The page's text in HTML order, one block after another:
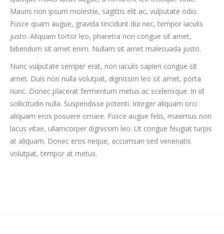
Mauris non ipsum molestie, sagittis elit ac, vulputate odio.
Fusce quam augue, gravida tincidunt dui nec, tempor iaculis
justo. Aliquam tortor leo, pharetra non congue sit amet,
bibendum sit amet enim. Nullam sit amet malesuada justo.
Nunc vulputate semper erat, non iaculis sapien congue sit
amet. Duis non nulla volutpat, dignissim leo sit amet, porta
nunc. Donec placerat fermentum metus ac scelerisque. In id
sollicitudin nulla. Suspendisse potenti. Integer aliquam orci
aliquam eros posuere ornare. Fusce augue felis, maximus non
lacus vitae, ullamcorper dignissim leo. Ut congue feugiat turpis
at aliquam. Donec eros neque, accumsan sed venenatis
volutpat, tempor at metus.